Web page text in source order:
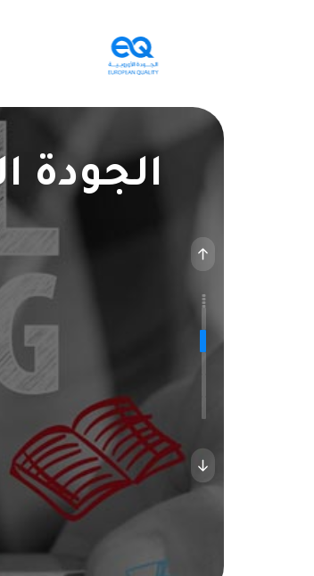
الجودة